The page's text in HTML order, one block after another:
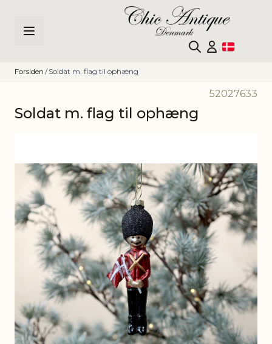
Forsiden / Soldat m. flag til ophæng
52027633
Soldat m. flag til ophæng